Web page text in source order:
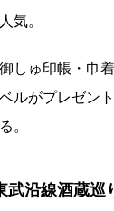
気。
しゅ印帳・巾
ルがプレゼン
。
沿線酒蔵巡